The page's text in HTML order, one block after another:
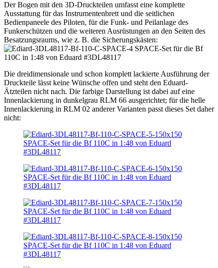
Der Bogen mit den 3D-Druckteilen umfasst eine komplette
Ausstattung für das Instrumentenbrett und die seitlichen
Bedienpaneele des Piloten, für die Funk- und Peilanlage des
Funkerschützen und die weiteren Ausrüstungen an den Seiten des
Besatzungsraums, wie z. B. die Sicherungskästen:
Die dreidimensionale und schon komplett lackierte Ausführung der
Druckteile lässt keine Wünsche offen und steht den Eduard-
Ätzteilen nicht nach. Die farbige Darstellung ist dabei auf eine
Innenlackierung in dunkelgrau RLM 66 ausgerichtet; für die helle
Innenlackierung in RLM 02 anderer Varianten passt dieses Set daher
nicht: